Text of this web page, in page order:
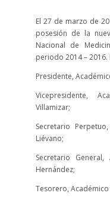
El 27 de marzo de
posesión de la
Nacional de
periodo 2014 –
Presidente,
Vicepresidente,
Villamizar;
Secretario
Liévano;
Secretario
Hernández;
Tesorero, Académico